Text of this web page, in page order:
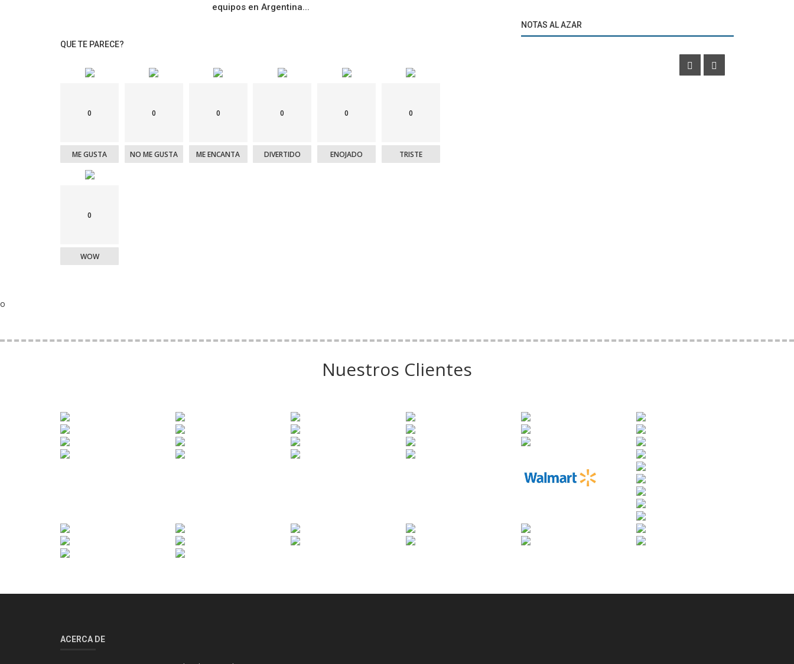
equipos en Argentina...
QUE TE PARECE?
0
ME GUSTA
0
NO ME GUSTA
0
ME ENCANTA
0
DIVERTIDO
0
ENOJADO
0
TRISTE
0
WOW
NOTAS AL AZAR
Nike lanza una colección especial de running
técnicos diferentes
o
Nuestros Clientes
ACERCA DE